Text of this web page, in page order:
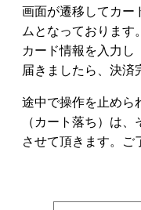
画面が遷移してカー
ムとなっております。
カード情報を入力し
届きましたら、決済
途中で操作を止めら
（カート落ち）は
させて頂きます。ご